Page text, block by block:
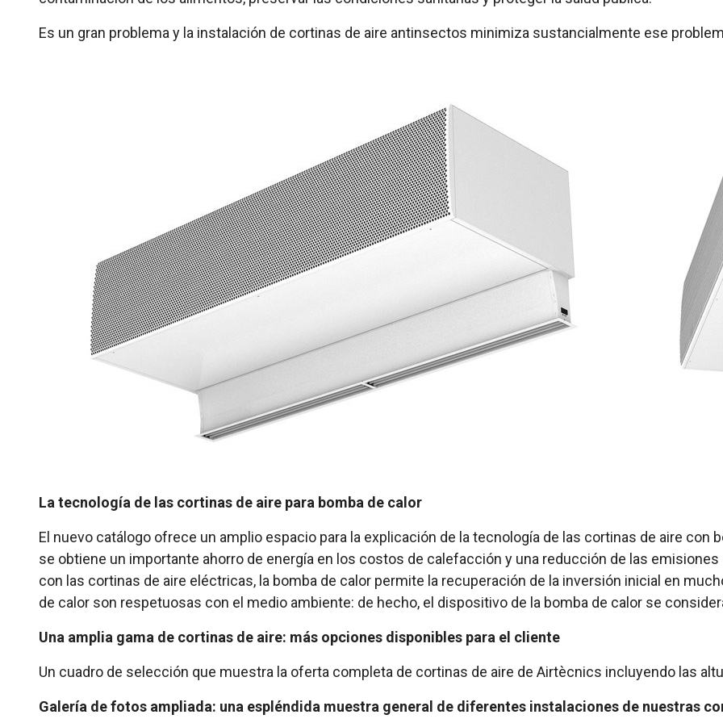
Es un gran problema y la instalación de cortinas de aire antinsectos minimiza sustancialmente ese
La tecnología de las cortinas de aire para bomba de calor
El nuevo catálogo ofrece un amplio espacio para la explicación de la tecnología de las cortinas de aire con
se obtiene un importante ahorro de energía en los costos de calefacción y una reducción de las emisiones
con las cortinas de aire eléctricas, la bomba de calor permite la recuperación de la inversión inicial en
de calor son respetuosas con el medio ambiente: de hecho, el dispositivo de la bomba de calor se
Una amplia gama de cortinas de aire: más opciones disponibles para el cliente
Un cuadro de selección que muestra la oferta completa de cortinas de aire de Airtècnics incluyendo las
Galería de fotos ampliada: una espléndida muestra general de diferentes instalaciones de nuestras